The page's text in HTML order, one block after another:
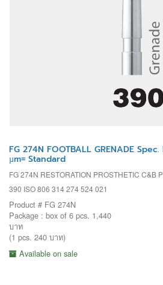
FG 274N FOOTBALL GRENADE
µm= Standard
FG 274N RESTORATION PROSTHETIC C&B
390 ISO 806 314 274 524 021
Product # FG 274N
Package : box of 6 pcs. 1,440
บาท
(1 pcs. 240 บาท)
Available on sale